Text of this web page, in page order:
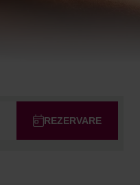
REZERVARE